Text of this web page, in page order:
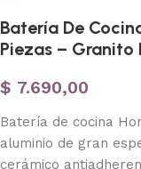
Batería De
Piezas – Granito
$ 7.690,00
Batería de cocina
aluminio de gran
cerámico